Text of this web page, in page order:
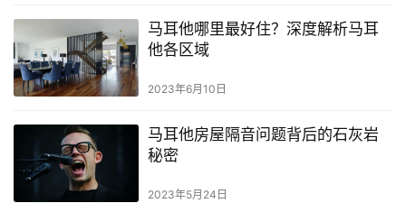
马耳他哪里最好住？深度解析马耳
他各区域
2023年6月10日
马耳他房屋隔音问题背后的石灰岩
秘密
2023年5月24日